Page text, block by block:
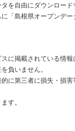
を自由にダウンロード
「島根県オープンデ
に掲載されている情
負いません。
に第三者に損失・損
す。